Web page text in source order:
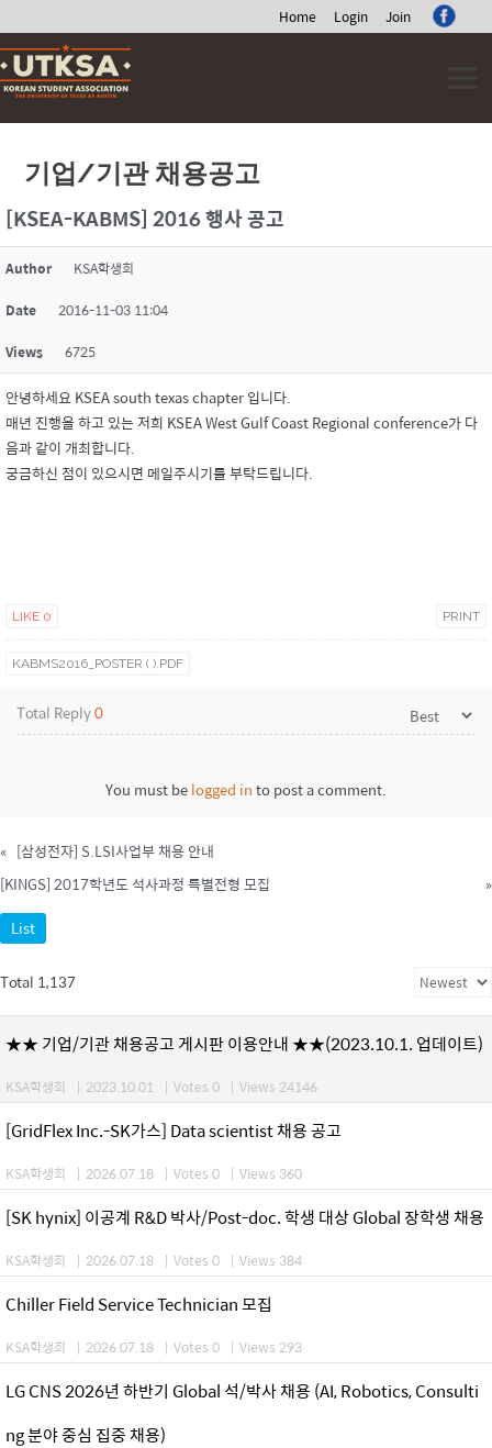
Home Login Join
Skip
to
content
기업/기관 채용공고
[KSEA-KABMS] 2016 행사 공고
Author KSA학생회
Date 2016-11-03 11:04
Views 6725
안녕하세요 KSEA south texas chapter 입니다.
매년 진행을 하고 있는 저희 KSEA West Gulf Coast Regional conference가 다
음과 같이 개최합니다.
궁금하신 점이 있으시면 메일주시기를 부탁드립니다.
LIKE 0 PRINT
KABMS2016_POSTER ( ).PDF
Total Reply0
You must belogged into post a comment.
« [삼성전자] S.LSI사업부 채용 안내
[KINGS] 2017학년도 석사과정 특별전형 모집
»
List
Total 1,137
★★ 기업/기관 채용공고 게시판 이용안내 ★★(2023.10.1. 업데이트)
KSA학생회 | 2023.10.01 | Votes 0 | Views 24146
[GridFlex Inc.-SK가스] Data scientist 채용 공고
KSA학생회 | 2026.07.18 | Votes 0 | Views 360
[SK hynix] 이공계 R&D 박사/Post-doc. 학생 대상 Global 장학생 채용
KSA학생회 | 2026.07.18 | Votes 0 | Views 384
Chiller Field Service Technician 모집
KSA학생회 | 2026.07.18 | Votes 0 | Views 293
LG CNS 2026년 하반기 Global 석/박사 채용 (AI, Robotics, Consulti
ng 분야 중심 집중 채용)